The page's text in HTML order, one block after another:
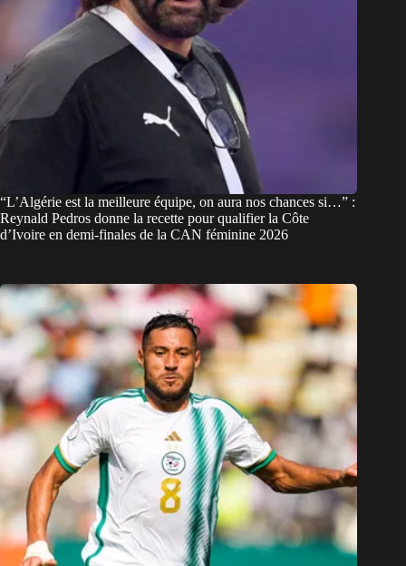
“L’Algérie est la meilleure équipe, on aura nos chances si…” :
Reynald Pedros donne la recette pour qualifier la Côte
d’Ivoire en demi-finales de la CAN féminine 2026